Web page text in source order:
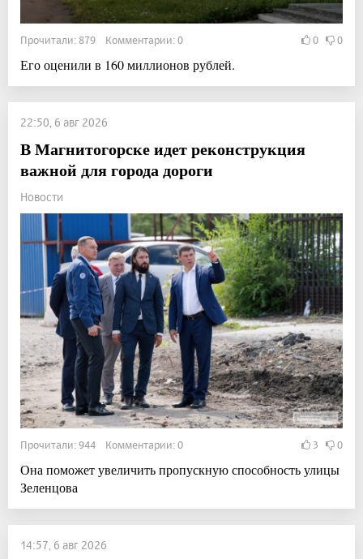
Прочитали: 879 Комментарии: 0 0 0
Его оценили в 160 миллионов рублей.
22:50, 6 авг 2026
В Магнитогорске идет реконструкция
важной для города дороги
Новости
Прочитали: 944 Комментарии: 0 3 0
Она поможет увеличить пропускную способность улицы
Зеленцова
14:57, 6 авг 2026